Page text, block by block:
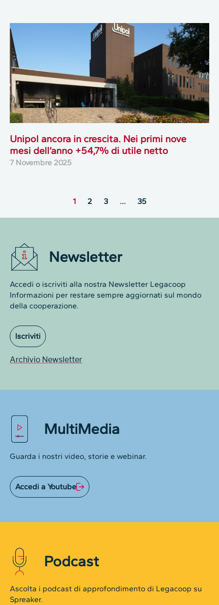
Unipol ancora in crescita. Nei primi nove
mesi dell’anno +54,7% di utile netto
7 Novembre 2025
1 2 3 … 35
Newsletter
Accedi o iscriviti alla nostra Newsletter Legacoop
Informazioni per restare sempre aggiornati sul mondo
della cooperazione.
Iscriviti
Archivio Newsletter
MultiMedia
Guarda i nostri video, storie e webinar.
Accedi a Youtube
Podcast
Ascolta i podcast di approfondimento di Legacoop su
Spreaker.